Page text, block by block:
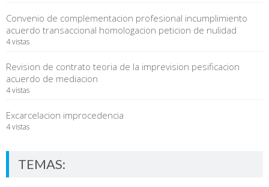
Convenio de complementacion profesional incumplimiento
acuerdo transaccional homologacion peticion de nulidad
4 vistas
Revision de contrato teoria de la imprevision pesificacion
acuerdo de mediacion
4 vistas
Excarcelacion improcedencia
4 vistas
TEMAS: